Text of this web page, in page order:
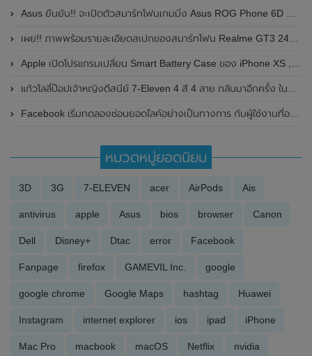
Asus ยืนยัน!! จะเปิดตัวสมาร์ทโฟนเกมมิ่ง Asus ROG Phone 6D Ultimate รุ่นใหม่ที่มาพร้อมชิป Dimensity 9000+ ทั่วโลกในวันที่ 19 กันยายน 2022 นี้
เผย!! ภาพพร้อมรายละเอียดสเปกของสมาร์ทโฟน Realme GT3 240W เวอร์ชั่น Global ก่อนเปิดตัวในวันที่ 28 กุมภาพันธ์ 2023 นี้ ยืนยันเป็นรุ่นรีแบรนด์มาจาก Realme GT Neo 5
Apple เปิดโปรแกรมเปลี่ยน Smart Battery Case ของ iPhone XS , XS Max และ XR กรณีมีปัญหาในการชาร์จ
แก้วโลลี่ป๊อปเจ้าหญิงดีสนีย์ 7-Eleven 4 สี 4 ลาย กลับมาอีกครั้ง ในราคาเพียง 99 บาท
Facebook เริ่มทดลองซ่อนยอดไลค์อย่างเป็นทางการ กับผู้ใช้งานที่ออสเตรเลีย
หมวดหมู่ยอดนิยม
3D 3G 7-ELEVEN acer AirPods Ais
antivirus apple Asus bios browser Canon
Dell Disney+ Dtac error Facebook
Fanpage firefox GAMEVIL Inc. google
google chrome Google Maps hashtag Huawei
Instagram internet explorer ios ipad iPhone
Mac Pro macbook macOS Netflix nvidia